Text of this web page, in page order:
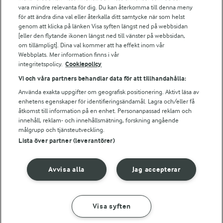
GÖR SÅ HÄR INGREDIENSER
Arla.com
Falbygdens Ost
Arla webbshop
Bildbank
Följ oss
© 2026 Arla Foods
vara mindre relevanta för dig. Du kan återkomma till denna meny
för att ändra dina val eller återkalla ditt samtycke när som helst
genom att klicka på länken Visa syften längst ned på webbsidan
[eller den flytande ikonen längst ned till vänster på webbsidan,
om tillämpligt]. Dina val kommer att ha effekt inom vår
Webbplats. Mer information finns i vår
integritetspolicy. Cookiepolicy
Vi och våra partners behandlar data för att tillhandahålla:
Använda exakta uppgifter om geografisk positionering. Aktivt läsa av
enhetens egenskaper för identifieringsändamål. Lagra och/eller få
åtkomst till information på en enhet. Personanpassad reklam och
innehåll, reklam- och innehållsmätning, forskning angående
målgrupp och tjänsteutveckling.
Lista över partner (leverantörer)
Jag accepterar
Avvisa alla
Visa syften